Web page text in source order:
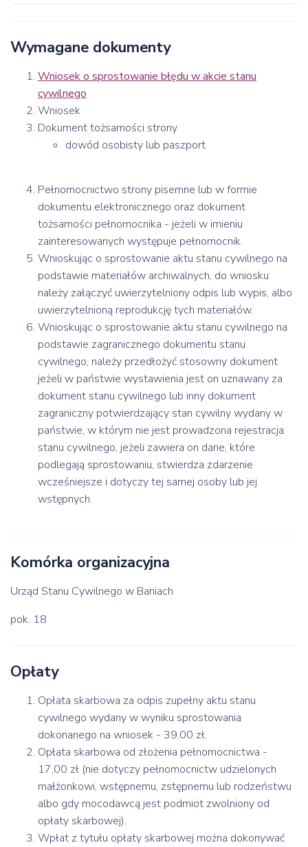
Wymagane dokumenty
Wniosek o sprostowanie błędu w akcie stanu
cywilnego
Wniosek
Dokument tożsamości strony
dowód osobisty lub paszport
Pełnomocnictwo strony pisemne lub w formie
dokumentu elektronicznego oraz dokument
tożsamości pełnomocnika - jeżeli w imieniu
zainteresowanych występuje pełnomocnik.
Wnioskując o sprostowanie aktu stanu cywilnego na
podstawie materiałów archiwalnych, do wniosku
należy załączyć uwierzytelniony odpis lub wypis, albo
uwierzytelnioną reprodukcję tych materiałów.
Wnioskując o sprostowanie aktu stanu cywilnego na
podstawie zagranicznego dokumentu stanu
cywilnego, należy przedłożyć stosowny dokument
jeżeli w państwie wystawienia jest on uznawany za
dokument stanu cywilnego lub inny dokument
zagraniczny potwierdzający stan cywilny wydany w
państwie, w którym nie jest prowadzona rejestracja
stanu cywilnego, jeżeli zawiera on dane, które
podlegają sprostowaniu, stwierdza zdarzenie
wcześniejsze i dotyczy tej samej osoby lub jej
wstępnych.
Komórka organizacyjna
Urząd Stanu Cywilnego w Baniach
pok. 18
Opłaty
Opłata skarbowa za odpis zupełny aktu stanu
cywilnego wydany w wyniku sprostowania
dokonanego na wniosek - 39,00 zł.
Opłata skarbowa od złożenia pełnomocnictwa -
17,00 zł (nie dotyczy pełnomocnictw udzielonych
małżonkowi, wstępnemu, zstępnemu lub rodzeństwu
albo gdy mocodawcą jest podmiot zwolniony od
opłaty skarbowej).
Wpłat z tytułu opłaty skarbowej można dokonywać